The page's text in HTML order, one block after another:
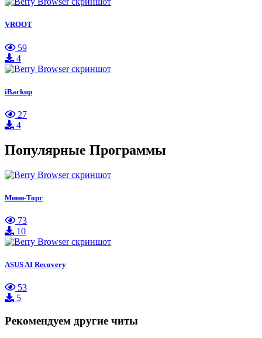
VROOT
59
4
iBackup
27
4
Популярные Программы
Мини-Торг
73
10
ASUS AI Recovery
53
5
Рекомендуем другие читы